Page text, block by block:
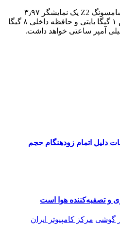
شایعات مبنی بر آن است که سامسونگ Z2 یک نمایشگر ۳٫۹۷
اینچی، دوربین جلوی VGA، رم ۱ گیگا بایتی و حافظه داخلی ۸ گیگا
دلیل اتمام زودهنگام حجم
و تصفیه‌کننده هوا است
گوشی مرکز کامپیوتر ایران